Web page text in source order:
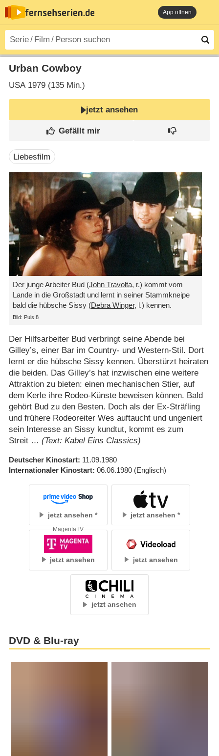
App öffnen
Urban Cowboy
USA1979 (135 Min.)
jetzt ansehen
Liebesfilm
Der junge Arbeiter Bud (John Travolta, r.) kommt vom
Lande in die Großstadt und lernt in seiner Stammkneipe
bald die hübsche Sissy (Debra Winger, l.) kennen.
Bild: Puls 8
Der Hilfsarbeiter Bud verbringt seine Abende bei
Gilley’s, einer Bar im Country- und Western-Stil. Dort
lernt er die hübsche Sissy kennen. Überstürzt heiraten
die beiden. Das Gilley’s hat inzwischen eine weitere
Attraktion zu bieten: einen mechanischen Stier, auf
dem Kerle ihre Rodeo-Künste beweisen können. Bald
gehört Bud zu den Besten. Doch als der Ex-Sträfling
und frühere Rodeoreiter Wes auftaucht und ungeniert
sein Interesse an Sissy kundtut, kommt es zum
Streit … (Text: Kabel Eins Classics)
Deutscher Kinostart 11.09.1980
Internationaler Kinostart 06.06.1980 (Englisch)
jetzt ansehen jetzt ansehen
jetzt ansehen
MagentaTV
jetzt ansehen
jetzt ansehen
DVD & Blu-ray